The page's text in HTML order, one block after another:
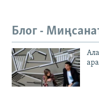
Блог -